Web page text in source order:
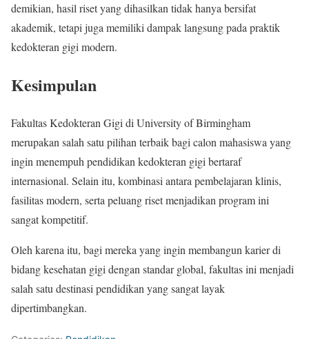
demikian, hasil riset yang dihasilkan tidak hanya bersifat
akademik, tetapi juga memiliki dampak langsung pada praktik
kedokteran gigi modern.
Kesimpulan
Fakultas Kedokteran Gigi di University of Birmingham
merupakan salah satu pilihan terbaik bagi calon mahasiswa yang
ingin menempuh pendidikan kedokteran gigi bertaraf
internasional. Selain itu, kombinasi antara pembelajaran klinis,
fasilitas modern, serta peluang riset menjadikan program ini
sangat kompetitif.
Oleh karena itu, bagi mereka yang ingin membangun karier di
bidang kesehatan gigi dengan standar global, fakultas ini menjadi
salah satu destinasi pendidikan yang sangat layak
dipertimbangkan.